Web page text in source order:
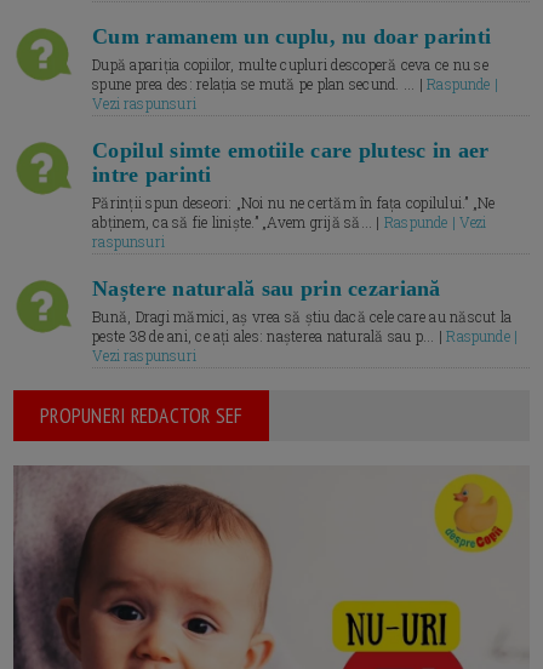
Cum ramanem un cuplu, nu doar parinti
După apariția copiilor, multe cupluri descoperă ceva ce nu se
spune prea des: relația se mută pe plan secund. ... |Raspunde |
Vezi raspunsuri
Copilul simte emotiile care plutesc in aer
intre parinti
Părinții spun deseori: „Noi nu ne certăm în fața copilului.” „Ne
abținem, ca să fie liniște.” „Avem grijă să... | Raspunde | Vezi
raspunsuri
Naștere naturală sau prin cezariană
Bună, Dragi mămici, aș vrea să știu dacă cele care au născut la
peste 38 de ani, ce ați ales: nașterea naturală sau p... |Raspunde |
Vezi raspunsuri
PROPUNERI REDACTOR SEF